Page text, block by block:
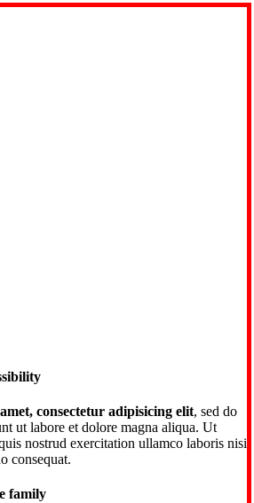
consectetur adipisicing elit, sed do
ut labore et dolore magna aliqua. Ut
nostrud exercitation ullamco laboris nisi
consequat.
family